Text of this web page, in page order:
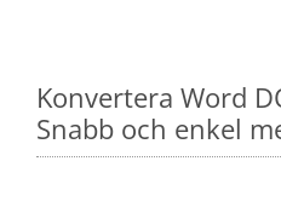
Konvertera Word
Snabb och enkel